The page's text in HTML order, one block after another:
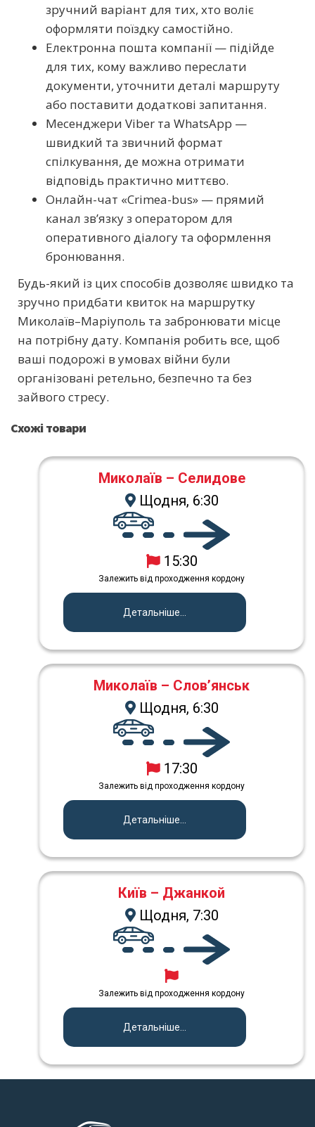
зручний варіант для тих, хто воліє
оформляти поїздку самостійно.
Електронна пошта компанії — підійде
для тих, кому важливо переслати
документи, уточнити деталі маршруту
або поставити додаткові запитання.
Месенджери Viber та WhatsApp —
швидкий та звичний формат
спілкування, де можна отримати
відповідь практично миттєво.
Онлайн-чат «Crimea-bus» — прямий
канал зв’язку з оператором для
оперативного діалогу та оформлення
бронювання.
Будь-який із цих способів дозволяє швидко та
зручно придбати квиток на маршрутку
Миколаїв–Маріуполь та забронювати місце
на потрібну дату. Компанія робить все, щоб
ваші подорожі в умовах війни були
організовані ретельно, безпечно та без
зайвого стресу.
Схожі товари
Миколаїв – Селидове
Щодня, 6:30
15:30
Залежить від проходження кордону
Детальніше...
Миколаїв – Слов’янськ
Щодня, 6:30
17:30
Залежить від проходження кордону
Детальніше...
Київ – Джанкой
Щодня, 7:30
Залежить від проходження кордону
Детальніше...